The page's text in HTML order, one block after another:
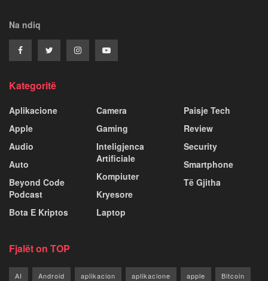
Na ndiq
Kategoritë
Aplikacione
Apple
Audio
Auto
Beyond Code
Podcast
Bota E Kriptos
Camera
Gaming
Inteligjenca
Artificiale
Kompiuter
Kryesore
Laptop
Paisje Tech
Review
Security
Smartphone
Të Gjitha
Fjalët on TOP
AI Android aplikacion aplikacione apple Bitcoin